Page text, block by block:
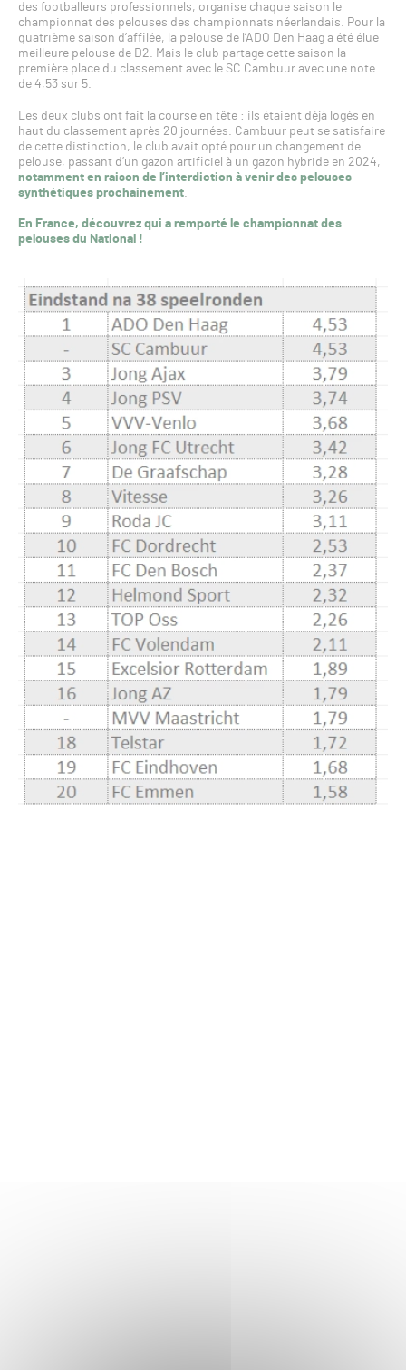
des footballeurs professionnels, organise chaque saison le
championnat des pelouses des championnats néerlandais. Pour la
quatrième saison d’affilée, la pelouse de l’ADO Den Haag a été élue
meilleure pelouse de D2. Mais le club partage cette saison la
première place du classement avec le SC Cambuur avec une note
de 4,53 sur 5.
Les deux clubs ont fait la course en tête : ils étaient déjà logés en
haut du classement après 20 journées. Cambuur peut se satisfaire
de cette distinction, le club avait opté pour un changement de
pelouse, passant d’un gazon artificiel à un gazon hybride en 2024,
notamment en raison de l’interdiction à venir des pelouses
synthétiques prochainement.
En France, découvrez qui a remporté le championnat des
pelouses du National !